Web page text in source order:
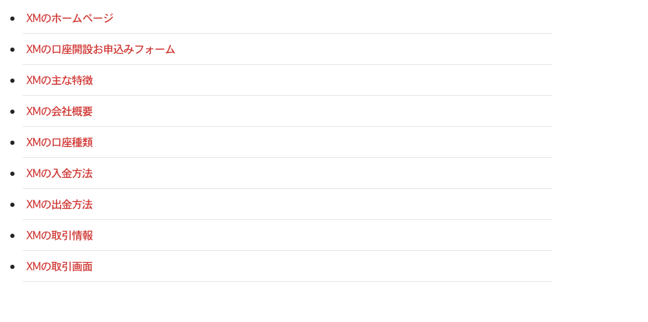
XMのホームページ
XMの口座開設お申込みフォーム
XMの主な特徴
XMの会社概要
XMの口座種類
XMの入金方法
XMの出金方法
XMの取引情報
XMの取引画面